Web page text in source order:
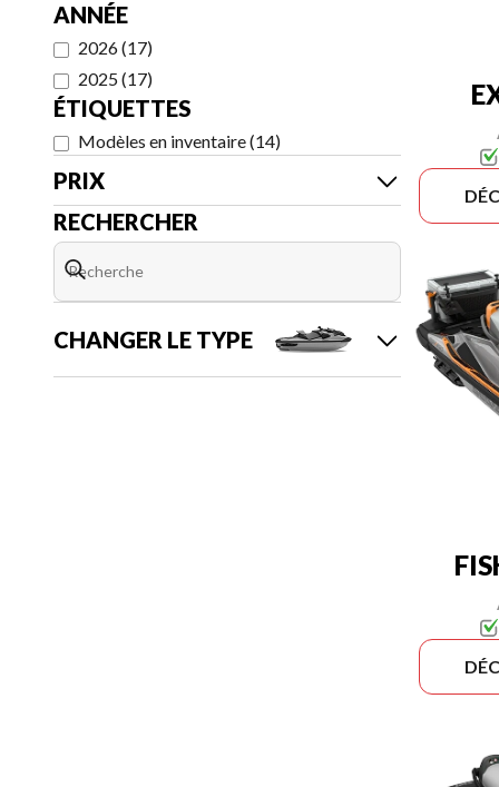
ANNÉE
2026(17)
2025(17)
ÉTIQUETTES
Modèles en inventaire(14)
PRIX
RECHERCHER
CHANGER LE TYPE